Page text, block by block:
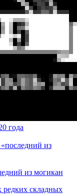
года
из
из могикан
редких складных